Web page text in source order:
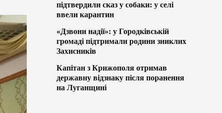
підтвердили сказ у собаки: у селі
ввели карантин
«Дзвони надії»: у Городківській
громаді підтримали родини зниклих
Захисників
Капітан з Крижополя отримав
державну відзнаку після поранення
на Луганщині